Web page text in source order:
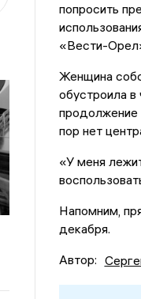
попросить
«Вести-
Женщина
обустроила
продолжение
пор нет
«У меня
Напомним,
декабря.
Автор: